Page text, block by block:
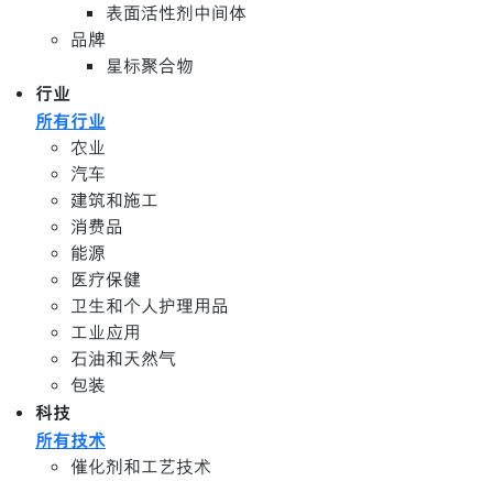
表面活性剂中间体
品牌
星标聚合物
行业
所有行业
农业
汽车
建筑和施工
消费品
能源
医疗保健
卫生和个人护理用品
工业应用
石油和天然气
包装
科技
所有技术
催化剂和工艺技术